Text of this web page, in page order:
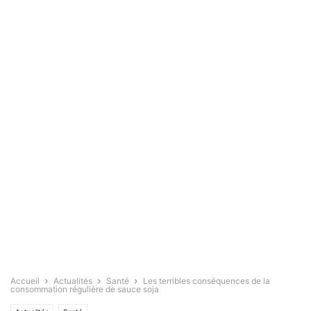
Accueil Actualités Santé
Les terribles conséquences de la
consommation régulière de sauce soja